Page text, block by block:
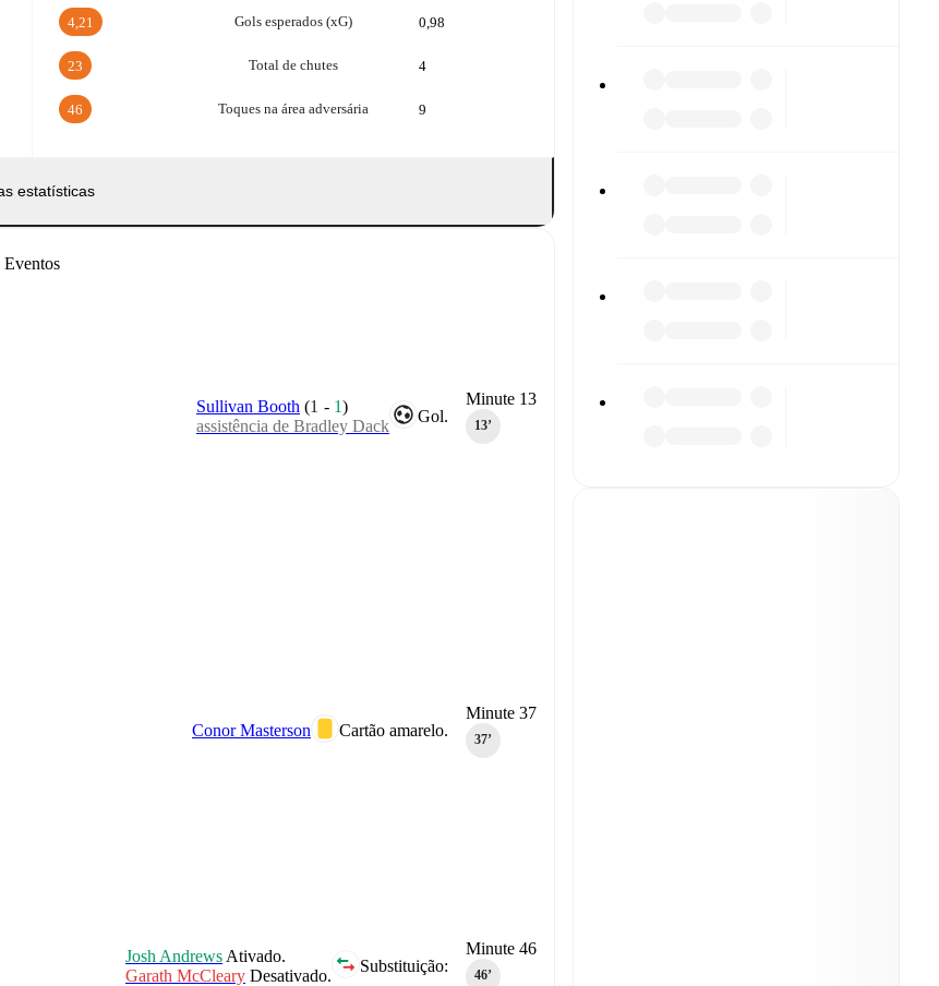
Gols esperados (xG)
4,21 0,98
Total de chutes
23 4
Toques na área adversária
46 9
estatísticas
Eventos
Minute 13
13‎’‎
Gol.
Sullivan Booth (1 - 1)
assistência de Bradley Dack
Minute 37
37‎’‎
Cartão amarelo.
Conor Masterson
Minute 46
46‎’‎
Substituição:
Josh Andrews Ativado.
Garath McCleary Desativado.